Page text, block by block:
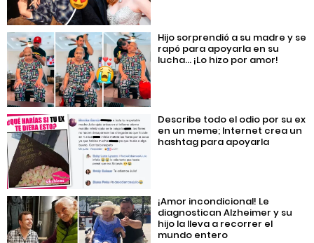
Hijo sorprendió a su madre y se
rapó para apoyarla en su
lucha… ¡Lo hizo por amor!
Describe todo el odio por su ex
en un meme; Internet crea un
hashtag para apoyarla
¡Amor incondicional! Le
diagnostican Alzheimer y su
hijo la lleva a recorrer el
mundo entero